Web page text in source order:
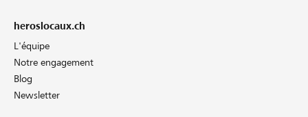
heroslocaux.ch
L'équipe
Notre engagement
Blog
Newsletter